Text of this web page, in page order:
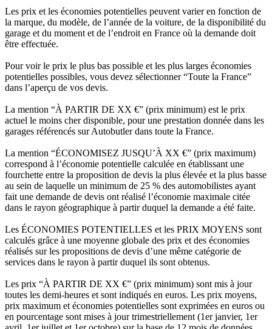
Les prix et les économies potentielles peuvent varier en fonction de
la marque, du modèle, de l’année de la voiture, de la disponibilité du
garage et du moment et de l’endroit en France où la demande doit
être effectuée.
Pour voir le prix le plus bas possible et les plus larges économies
potentielles possibles, vous devez sélectionner “Toute la France”
dans l’aperçu de vos devis.
La mention “À PARTIR DE XX €” (prix minimum) est le prix
actuel le moins cher disponible, pour une prestation donnée dans les
garages référencés sur Autobutler dans toute la France.
La mention “ÉCONOMISEZ JUSQU’À XX €” (prix maximum)
correspond à l’économie potentielle calculée en établissant une
fourchette entre la proposition de devis la plus élevée et la plus basse
au sein de laquelle un minimum de 25 % des automobilistes ayant
fait une demande de devis ont réalisé l’économie maximale citée
dans le rayon géographique à partir duquel la demande a été faite.
Les ÉCONOMIES POTENTIELLES et les PRIX MOYENS sont
calculés grâce à une moyenne globale des prix et des économies
réalisés sur les propositions de devis d’une même catégorie de
services dans le rayon à partir duquel ils sont obtenus.
Les prix “À PARTIR DE XX €” (prix minimum) sont mis à jour
toutes les demi-heures et sont indiqués en euros. Les prix moyens,
prix maximum et économies potentielles sont exprimées en euros ou
en pourcentage sont mises à jour trimestriellement (1er janvier, 1er